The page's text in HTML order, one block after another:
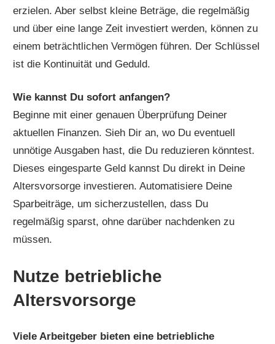
erzielen. Aber selbst kleine Beträge, die regelmäßig
und über eine lange Zeit investiert werden, können zu
einem beträchtlichen Vermögen führen. Der Schlüssel
ist die Kontinuität und Geduld.
Wie kannst Du sofort anfangen?
Beginne mit einer genauen Überprüfung Deiner
aktuellen Finanzen. Sieh Dir an, wo Du eventuell
unnötige Ausgaben hast, die Du reduzieren könntest.
Dieses eingesparte Geld kannst Du direkt in Deine
Altersvorsorge investieren. Automatisiere Deine
Sparbeiträge, um sicherzustellen, dass Du
regelmäßig sparst, ohne darüber nachdenken zu
müssen.
Nutze betriebliche
Altersvorsorge
Viele Arbeitgeber bieten eine betriebliche